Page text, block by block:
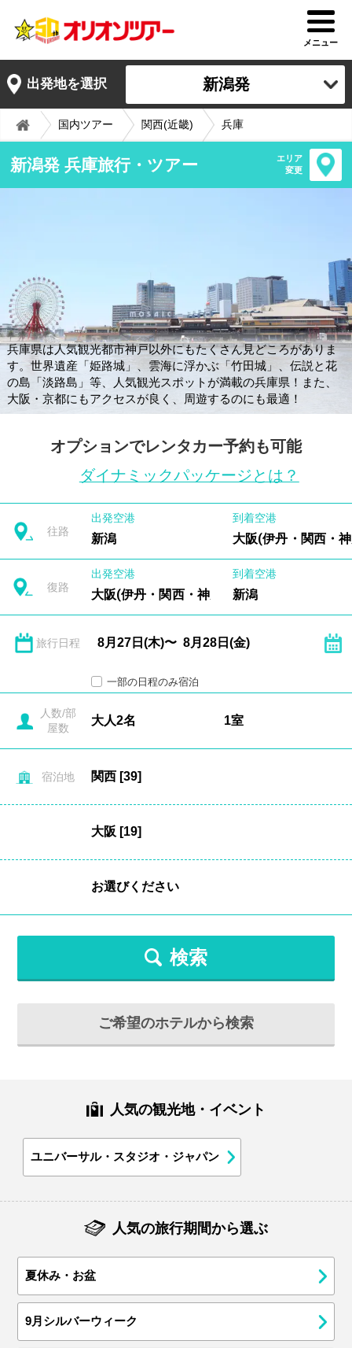
メニュー
出発地を選択 新潟発
国内ツアー 関西(近畿) 兵庫
新潟発 兵庫旅行・ツアー
エリア
変更
兵庫県は人気観光都市神戸以外にもたくさん見どころがありま
す。世界遺産「姫路城」、雲海に浮かぶ「竹田城」、伝説と花
の島「淡路島」等、人気観光スポットが満載の兵庫県！また、
大阪・京都にもアクセスが良く、周遊するのにも最適！
オプションでレンタカー予約も可能
ダイナミックパッケージとは？
往路
出発空港
新潟
到着空港
大阪(伊丹・関西・
復路
出発空港
大阪(伊丹・関西・神戸)
到着空港
新潟
旅行日程
一部の日程のみ宿泊
人数/部
屋数
宿泊地
検索
ご希望のホテルから検索
人気の観光地・イベント
ユニバーサル・スタジオ・ジャパン
人気の旅行期間から選ぶ
夏休み・お盆
9月シルバーウィーク